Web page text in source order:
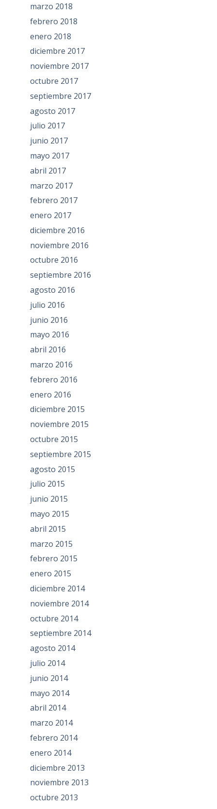
marzo 2018
febrero 2018
enero 2018
diciembre 2017
noviembre 2017
octubre 2017
septiembre 2017
agosto 2017
julio 2017
junio 2017
mayo 2017
abril 2017
marzo 2017
febrero 2017
enero 2017
diciembre 2016
noviembre 2016
octubre 2016
septiembre 2016
agosto 2016
julio 2016
junio 2016
mayo 2016
abril 2016
marzo 2016
febrero 2016
enero 2016
diciembre 2015
noviembre 2015
octubre 2015
septiembre 2015
agosto 2015
julio 2015
junio 2015
mayo 2015
abril 2015
marzo 2015
febrero 2015
enero 2015
diciembre 2014
noviembre 2014
octubre 2014
septiembre 2014
agosto 2014
julio 2014
junio 2014
mayo 2014
abril 2014
marzo 2014
febrero 2014
enero 2014
diciembre 2013
noviembre 2013
octubre 2013